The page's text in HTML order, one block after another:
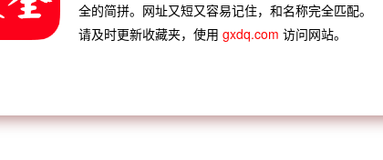
全的简拼。网址又短又容易记住，和名称完全匹配。
请及时更新收藏夹，使用 gxdq.com 访问网站。